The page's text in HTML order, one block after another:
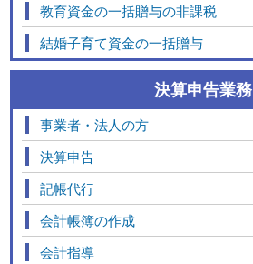
教育資金の一括贈与の非課税
結婚子育て資金の一括贈与
決算申告業務
事業者・法人の方
決算申告
記帳代行
会計帳簿の作成
会計指導